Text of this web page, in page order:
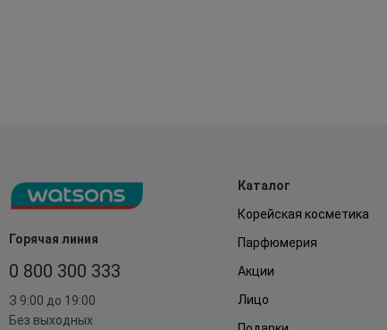
Горячая линия
0 800 300 333
З 9:00 до 19:00
Без выходных
Каталог
Корейская косметика
Парфюмерия
Акции
Лицо